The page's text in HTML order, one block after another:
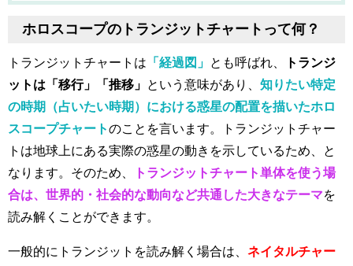
ホロスコープのトランジットチャートって何？
トランジットチャートは 「経過図」 とも呼ばれ、
トランジ
ットは「移行」「推移」
という意味があり、 知りたい特定
の時期（占いたい時期）における惑星の配置を描いたホロ
スコープチャートのことを言います。トランジットチャー
トは地球上にある実際の惑星の動きを示しているため、
と
なります。そのため、
トランジットチャート単体を使う場
合は、世界的・社会的な動向など共通した大きなテーマを
読み解くことができます。
一般的にトランジットを読み解く場合は、 ネイタルチャー